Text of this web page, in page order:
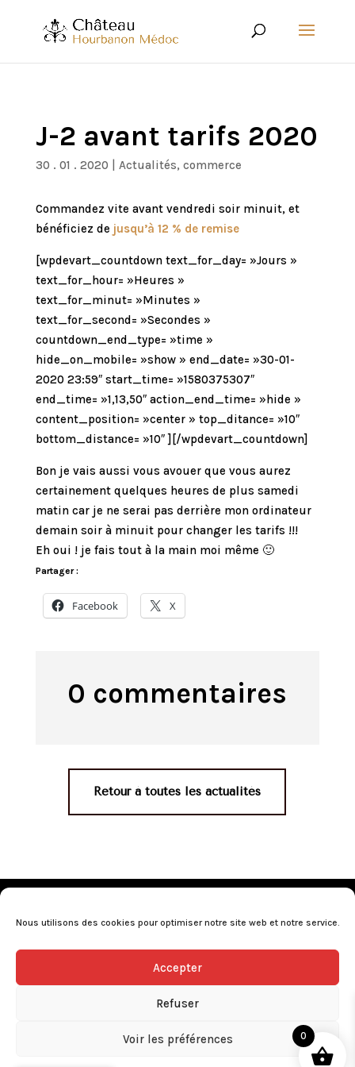
Nous utilisons des cookies pour optimiser notre site web et notre service.
Accepter
Refuser
Voir les préférences
J-2 avant tarifs 2020
30 . 01 . 2020 Actualités, commerce
Commandez vite avant vendredi soir minuit, et
bénéficiez de jusqu’à 12 % de remise
[wpdevart_countdown text_for_day= »Jours »
text_for_hour= »Heures »
text_for_minut= »Minutes »
text_for_second= »Secondes »
countdown_end_type= »time »
hide_on_mobile= »show » end_date= »30-01-
2020 23:59″ start_time= »1580375307″
end_time= »1,13,50″ action_end_time= »hide »
content_position= »center » top_ditance= »10″
bottom_distance= »10″ ][/wpdevart_countdown]
Bon je vais aussi vous avouer que vous aurez
certainement quelques heures de plus samedi
matin car je ne serai pas derrière mon ordinateur
demain soir à minuit pour changer les tarifs !!!
Eh oui ! je fais tout à la main moi même 🙂
Partager :
Facebook X
0 commentaires
Retour à toutes les actualités
Conditions générales de vente•Nos revendeurs•
L’abus d’alcool est dangereux pour la santé, consommez avec
0